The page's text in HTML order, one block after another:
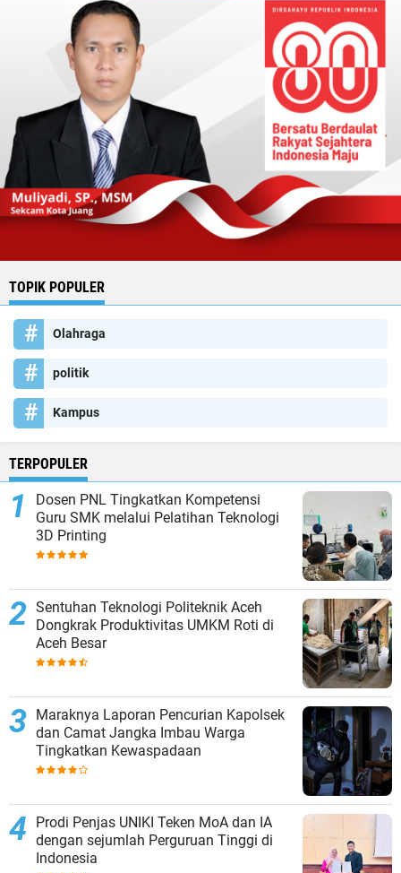
TOPIK POPULER
Olahraga
politik
Kampus
TERPOPULER
Dosen PNL Tingkatkan Kompetensi
Guru SMK melalui Pelatihan Teknologi
3D Printing
Sentuhan Teknologi Politeknik Aceh
Dongkrak Produktivitas UMKM Roti di
Aceh Besar
Maraknya Laporan Pencurian Kapolsek
dan Camat Jangka Imbau Warga
Tingkatkan Kewaspadaan
Prodi Penjas UNIKI Teken MoA dan IA
dengan sejumlah Perguruan Tinggi di
Indonesia